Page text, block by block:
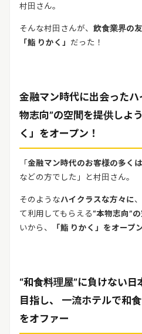
村田さん。
そんな村田さんが、 飲食業界の
「鮨 りかく」 だった！
金融マン時代に出会ったハ
物志向”の空間を提供しよ
く」をオープン！
「金融マン時代のお客様の多くは
などの方でした」と村田さん。
そのようなハイクラスな方々に
て利用してもらえる“本物志向”
いから、
「鮨 りかく」をオープ
“和食料理屋”に負けない
目指し、 一流ホテルで和
をオファー